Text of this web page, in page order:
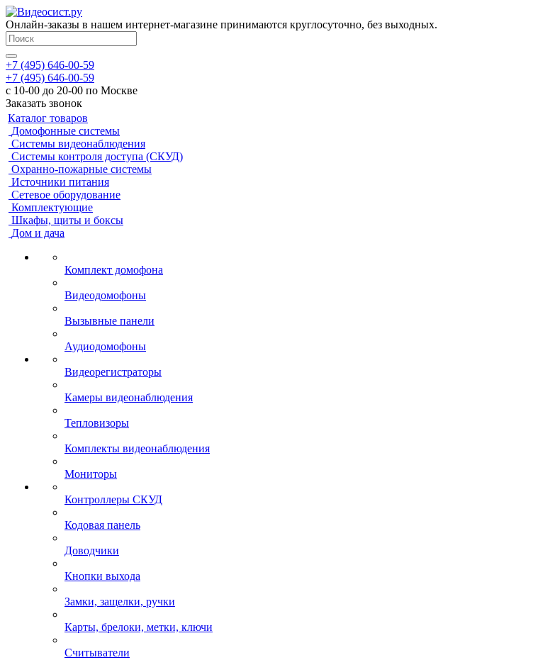
Онлайн-заказы в нашем интернет-магазине принимаются круглосуточно, без выходных.
+7 (495) 646-00-59
+7 (495) 646-00-59
с 10-00 до 20-00 по Москве
Заказать звонок
Каталог товаров
Домофонные системы
Системы видеонаблюдения
Системы контроля доступа (СКУД)
Охранно-пожарные системы
Источники питания
Сетевое оборудование
Комплектующие
Шкафы, щиты и боксы
Дом и дача
Комплект домофона
Видеодомофоны
Вызывные панели
Аудиодомофоны
Видеорегистраторы
Камеры видеонаблюдения
Тепловизоры
Комплекты видеонаблюдения
Мониторы
Контроллеры СКУД
Кодовая панель
Доводчики
Кнопки выхода
Замки, защелки, ручки
Карты, брелоки, метки, ключи
Считыватели